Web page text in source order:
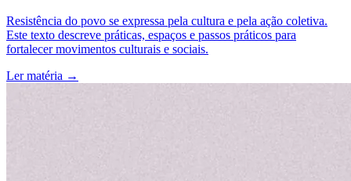
Resistência do povo se expressa pela cultura e pela ação coletiva.
Este texto descreve práticas, espaços e passos práticos para
fortalecer movimentos culturais e sociais.
Ler matéria →